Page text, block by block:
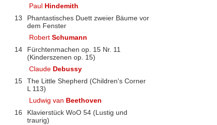
Paul Hindemith
13
Phantastisches Duett zweier Bäume vor
dem Fenster
RobertSchumann
14
Fürchtenmachen op. 15 Nr. 11
(Kinderszenen op. 15)
Claude Debussy
15
The Little Shepherd (Children's Corner
L 113)
Ludwig van Beethoven
16
Klavierstück WoO 54 (Lustig und
traurig)